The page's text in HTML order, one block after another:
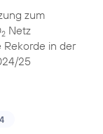
zum
2Netz
in der
25